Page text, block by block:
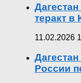
теракт
11.02.2026
России